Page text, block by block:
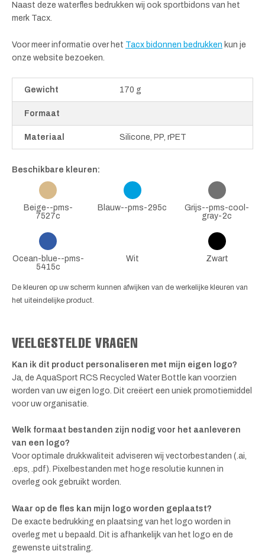
Naast deze waterfles bedrukken wij ook sportbidons van het
merk Tacx.
Voor meer informatie over het Tacx bidonnen bedrukken kun je
onze website bezoeken.
Gewicht 170 g
Formaat
Materiaal Silicone, PP, rPET
Beschikbare kleuren:
Beige--pms-
7527c
Blauw--pms-295c
Grijs--pms-cool-
gray-2c
Ocean-blue--pms-
5415c
Wit Zwart
De kleuren op uw scherm kunnen afwijken van de werkelijke kleuren van
het uiteindelijke product.
VEELGESTELDE VRAGEN
Kan ik dit product personaliseren met mijn eigen logo?
Ja, de AquaSport RCS Recycled Water Bottle kan voorzien
worden van uw eigen logo. Dit creëert een uniek promotiemiddel
voor uw organisatie.
Welk formaat bestanden zijn nodig voor het aanleveren
van een logo?
Voor optimale drukkwaliteit adviseren wij vectorbestanden (.ai,
.eps, .pdf). Pixelbestanden met hoge resolutie kunnen in
overleg ook gebruikt worden.
Waar op de fles kan mijn logo worden geplaatst?
De exacte bedrukking en plaatsing van het logo worden in
overleg met u bepaald. Dit is afhankelijk van het logo en de
gewenste uitstraling.